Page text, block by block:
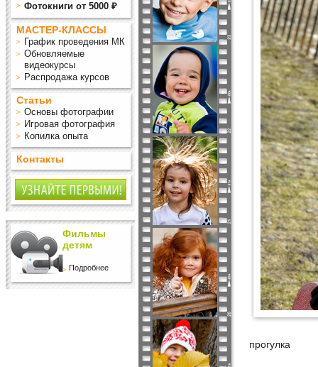
Фотокниги от 5000 ₽
МАСТЕР-КЛАССЫ
График проведения МК
Обновляемые
видеокурсы
Распродажа курсов
Статьи
Основы фотографии
Игровая фотография
Копилка опыта
Контакты
Фильмы
детям
Подробнее
прогулка